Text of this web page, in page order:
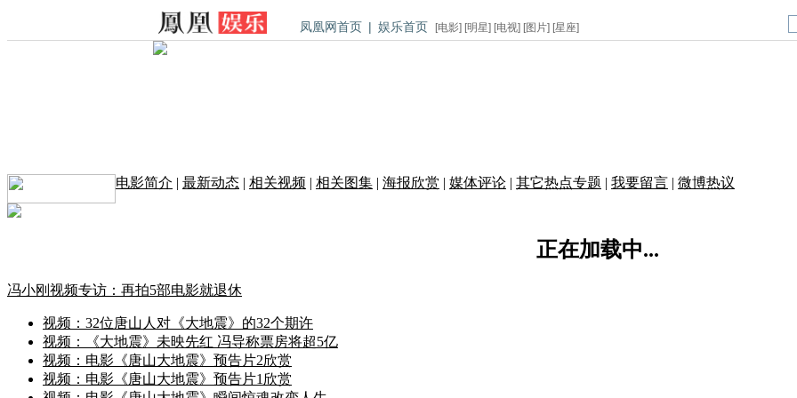
凤凰网首页 | 娱乐首页 [电影] [明星] [电视] [图片] [星座]
电影简介 | 最新动态 | 相关视频 | 相关图集 | 海报欣赏 | 媒体评论 | 其它热点专题 | 我要留言 | 微博热议
正在加载中...
冯小刚视频专访：再拍5部电影就退休
视频：32位唐山人对《大地震》的32个期许
视频：《大地震》未映先红 冯导称票房将超5亿
视频：电影《唐山大地震》预告片2欣赏
视频：电影《唐山大地震》预告片1欣赏